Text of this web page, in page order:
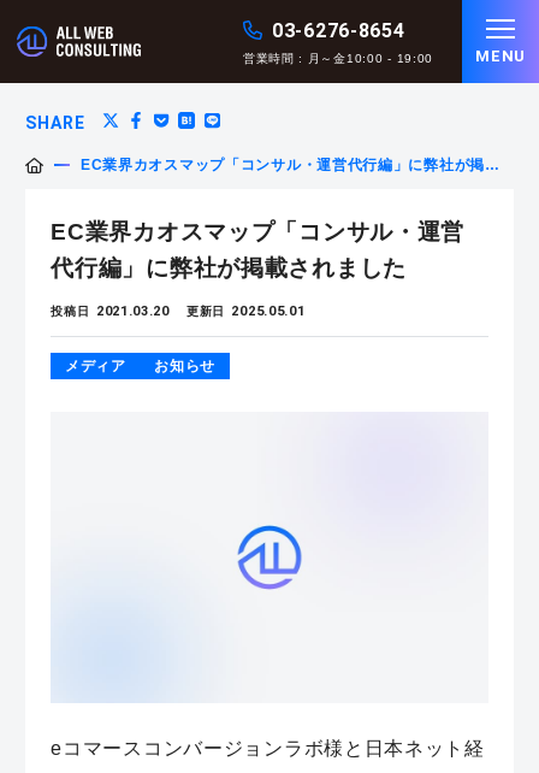
03-6276-8654
営業時間 : 月～金10:00 - 19:00 MENU
SHARE
EC業界カオスマップ「コンサル・運営代行編」に弊社が掲載
EC業界カオスマップ「コンサル・運営
代行編」に弊社が掲載されました
投稿日 2021.03.20 更新日 2025.05.01
メディア お知らせ
eコマースコンバージョンラボ様と日本ネット経